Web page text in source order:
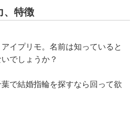
、特徴
イプリモ。名前は知っていると
でしょうか？
で結婚指輪を探すなら回って欲